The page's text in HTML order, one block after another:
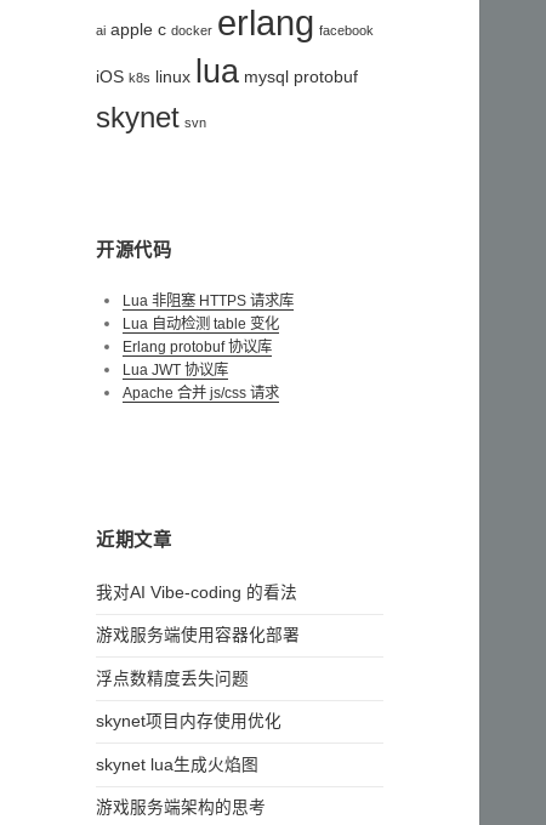
ai apple c docker erlang facebook
iOS k8s linux lua mysql protobuf
skynet svn
开源代码
Lua 非阻塞 HTTPS 请求库
Lua 自动检测 table 变化
Erlang protobuf 协议库
Lua JWT 协议库
Apache 合并 js/css 请求
近期文章
我对AI Vibe-coding 的看法
游戏服务端使用容器化部署
浮点数精度丢失问题
skynet项目内存使用优化
skynet lua生成火焰图
游戏服务端架构的思考